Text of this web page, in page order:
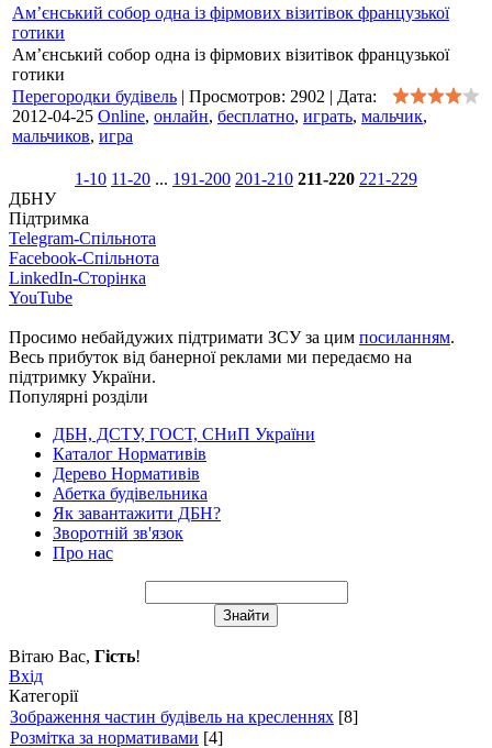
Ам’єнський собор одна із фірмових візитівок французької
готики
Ам’єнський собор одна із фірмових візитівок французької
готики
Перегородки будівель | Просмотров: 2902 | Дата:
2012-04-25 Online, онлайн, бесплатно, играть, мальчик,
мальчиков, игра
1-10 11-20 ... 191-200 201-210 211-220 221-229
ДБНУ
Підтримка
Telegram-Спільнота
Facebook-Спільнота
LinkedIn-Сторінка
YouTube
Просимо небайдужих підтримати ЗСУ за цим посиланням.
Весь прибуток від банерної реклами ми передаємо на
підтримку України.
Популярні розділи
ДБН, ДСТУ, ГОСТ, СНиП України
Каталог Нормативів
Дерево Нормативів
Абетка будівельника
Як завантажити ДБН?
Зворотній зв'язок
Про нас
Вітаю Вас, Гість!
Вхід
Категорії
Зображення частин будівель на кресленнях [8]
Розмітка за нормативами [4]